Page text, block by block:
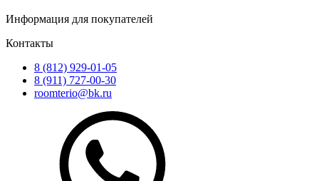
Информация для покупателей
Контакты
8 (812) 929-01-05
8 (911) 727-00-30
roomterio@bk.ru